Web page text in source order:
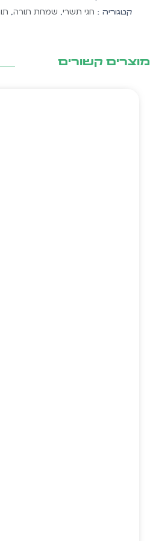
קטגוריה : חגי תשרי,שמחת תורה,תורה
קשורים